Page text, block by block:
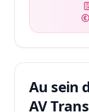
Au sein
AV